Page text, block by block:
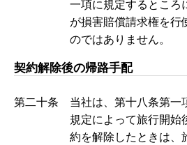
一項に規定するところ
が損害賠償請求権を行
のではありません。
契約解除後の帰路手配
第二十条 当社は、第十八条第一
規定によって旅行開始
約を解除したときは、